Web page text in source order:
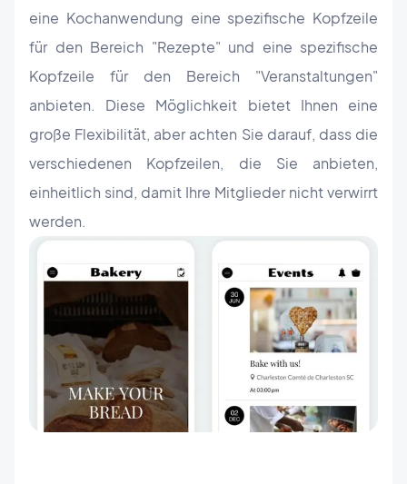
eine Kochanwendung eine spezifische Kopfzeile
für den Bereich "Rezepte" und eine spezifische
Kopfzeile für den Bereich "Veranstaltungen"
anbieten. Diese Möglichkeit bietet Ihnen eine
große Flexibilität, aber achten Sie darauf, dass die
verschiedenen Kopfzeilen, die Sie anbieten,
einheitlich sind, damit Ihre Mitglieder nicht verwirrt
werden.